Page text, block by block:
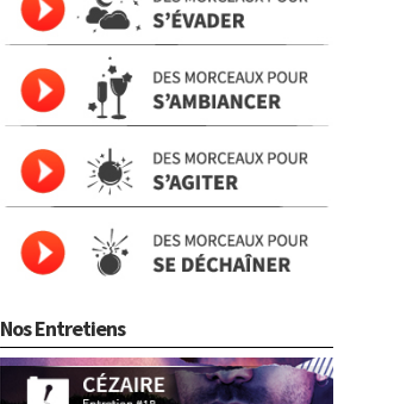
Nos Entretiens